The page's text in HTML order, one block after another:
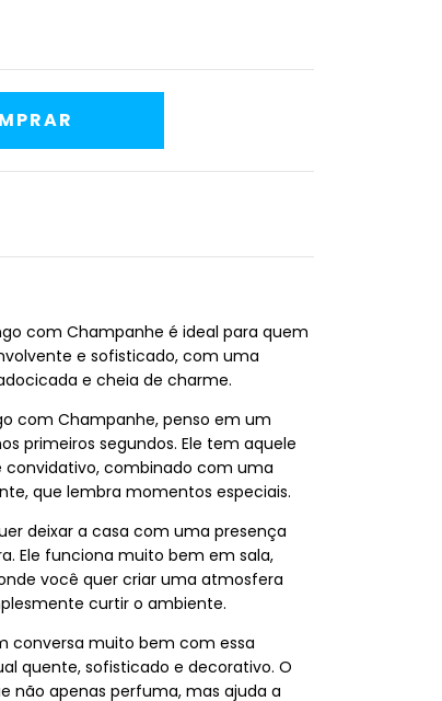
com Champanhe é ideal para quem
e sofisticado, com uma
e cheia de charme.
com Champanhe, penso em um
primeiros segundos. Ele tem aquele
combinado com uma
que lembra momentos especiais.
deixar a casa com uma presença
Ele funciona muito bem em sala,
você quer criar uma atmosfera
curtir o ambiente.
conversa muito bem com essa
quente, sofisticado e decorativo. O
não apenas perfuma, mas ajuda a